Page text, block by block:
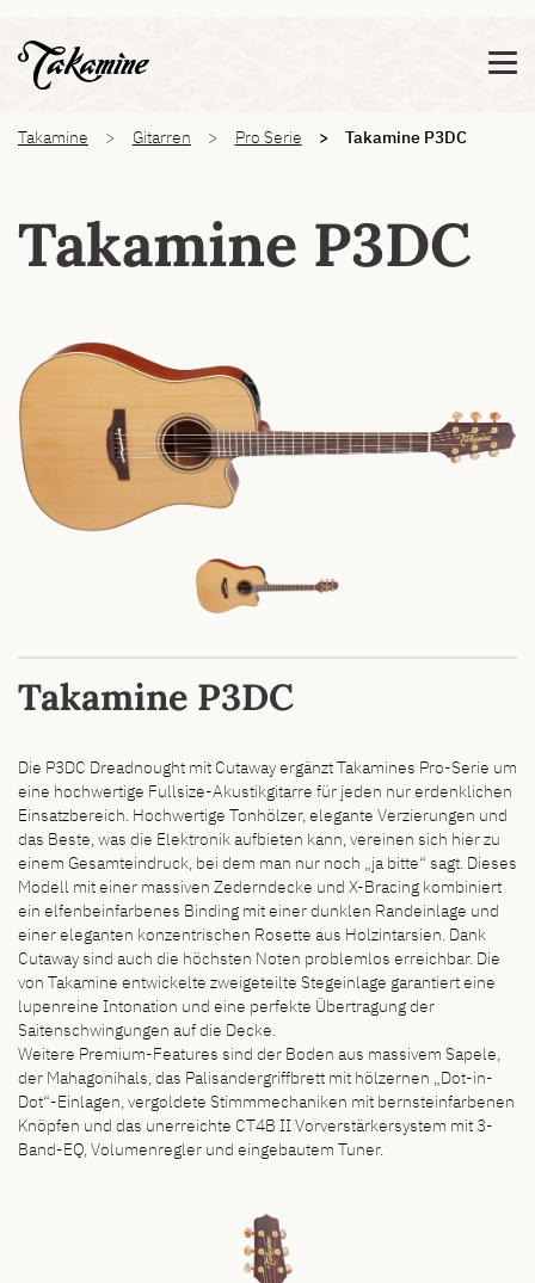
Diese Meldung nicht mehr anzeigen
Takamine Gitarren Pro Serie Takamine P3DC
Takamine P3DC
Takamine P3DC
Die P3DC Dreadnought mit Cutaway ergänzt Takamines Pro-Serie um
eine hochwertige Fullsize-Akustikgitarre für jeden nur erdenklichen
Einsatzbereich. Hochwertige Tonhölzer, elegante Verzierungen und
das Beste, was die Elektronik aufbieten kann, vereinen sich hier zu
einem Gesamteindruck, bei dem man nur noch „ja bitte“ sagt. Dieses
Modell mit einer massiven Zederndecke und X-Bracing kombiniert
ein elfenbeinfarbenes Binding mit einer dunklen Randeinlage und
einer eleganten konzentrischen Rosette aus Holzintarsien. Dank
Cutaway sind auch die höchsten Noten problemlos erreichbar. Die
von Takamine entwickelte zweigeteilte Stegeinlage garantiert eine
lupenreine Intonation und eine perfekte Übertragung der
Saitenschwingungen auf die Decke.
Weitere Premium-Features sind der Boden aus massivem Sapele,
der Mahagonihals, das Palisandergriffbrett mit hölzernen „Dot-in-
Dot“-Einlagen, vergoldete Stimmmechaniken mit bernsteinfarbenen
Knöpfen und das unerreichte CT4B II Vorverstärkersystem mit 3-
Band-EQ, Volumenregler und eingebautem Tuner.